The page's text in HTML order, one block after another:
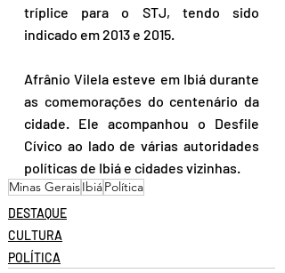
tríplice para o STJ, tendo sido
indicado em 2013 e 2015.
Afrânio Vilela esteve em Ibiá durante
as comemorações do centenário da
cidade. Ele acompanhou o Desfile
Cívico ao lado de várias autoridades
políticas de Ibiá e cidades vizinhas.
Minas GeraisIbiáPolítica
DESTAQUE
CULTURA
POLÍTICA